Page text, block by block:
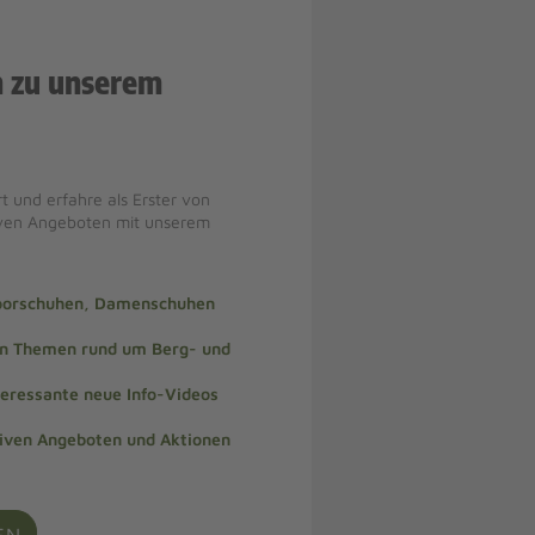
unserem
und erfahre als Erster von
Angeboten mit unserem
Damenschuhen
Themen rund um Berg- und
neue Info-Videos
Angeboten und Aktionen